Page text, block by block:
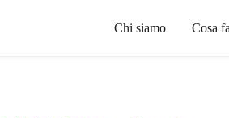
Chi siamo Cosa